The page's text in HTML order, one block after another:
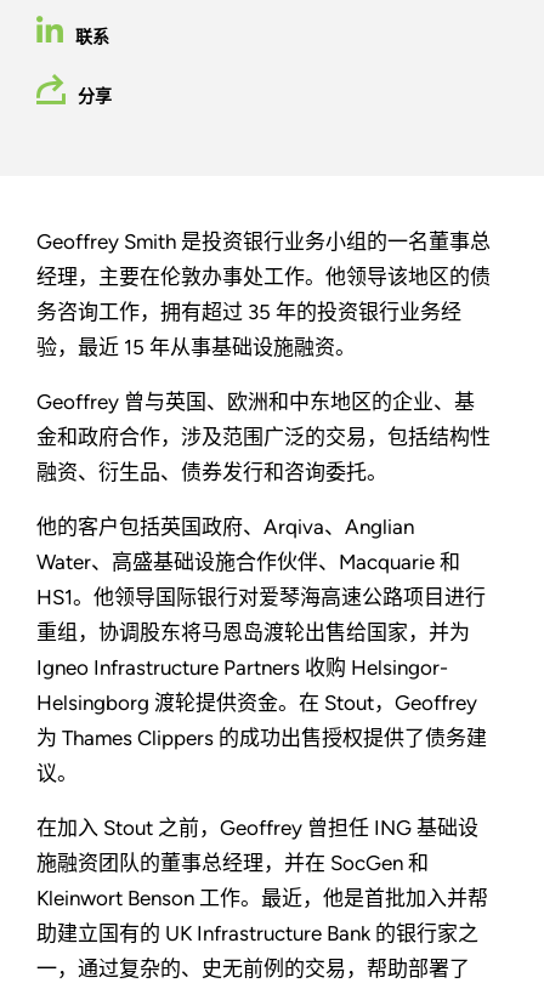
联系
分享
Geoffrey Smith 是投资银行业务小组的一名董事总
经理，主要在伦敦办事处工作。他领导该地区的债
务咨询工作，拥有超过 35 年的投资银行业务经
验，最近 15 年从事基础设施融资。
Geoffrey 曾与英国、欧洲和中东地区的企业、基
金和政府合作，涉及范围广泛的交易，包括结构性
融资、衍生品、债券发行和咨询委托。
他的客户包括英国政府、Arqiva、Anglian
Water、高盛基础设施合作伙伴、Macquarie 和
HS1。他领导国际银行对爱琴海高速公路项目进行
重组，协调股东将马恩岛渡轮出售给国家，并为
Igneo Infrastructure Partners 收购 Helsingor-
Helsingborg 渡轮提供资金。在 Stout，Geoffrey
为 Thames Clippers 的成功出售授权提供了债务建
议。
在加入 Stout 之前，Geoffrey 曾担任 ING 基础设
施融资团队的董事总经理，并在 SocGen 和
Kleinwort Benson 工作。最近，他是首批加入并帮
助建立国有的 UK Infrastructure Bank 的银行家之
一，通过复杂的、史无前例的交易，帮助部署了